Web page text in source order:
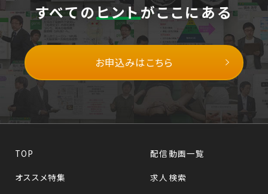
すべてのヒントがここにある
お申込みはこちら
TOP
配信動画一覧
オススメ特集
求人検索